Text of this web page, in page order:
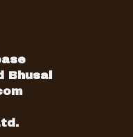
देश र जनताका
। आज काँग्रेसले
छ ,उहाँले भन्नुभयो ।
नारायण गौतमले
सक्दैन, तब सम्म
देशको प्राकृतिक
गर्नुपर्छ विदेशी
भन्नुहुन्थ्यो ।
Bhusal